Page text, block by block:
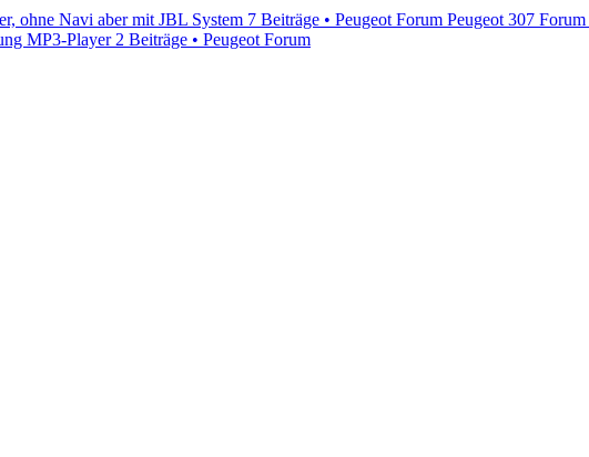
ohne Navi aber mit JBL System 7 Beiträge • Peugeot Forum Peugeot 307
MP3-Player 2 Beiträge • Peugeot Forum